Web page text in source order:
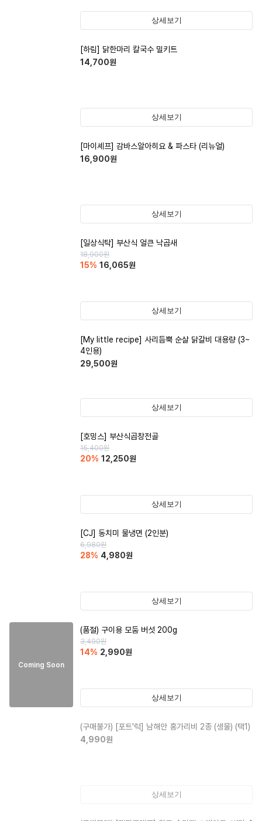
상세보기
[하림] 닭한마리 칼국수 밀키트
14,700원
상세보기
[마이셰프] 감바스알아히요 & 파스타 (리뉴얼)
16,900원
상세보기
[일상식탁] 부산식 얼큰 낙곱새
18,900원
15% 16,065원
상세보기
[My little recipe] 사리듬뿍 순살 닭갈비 대용량 (3~
4인용)
29,500원
상세보기
[호밍스] 부산식곱창전골
15,400원
20% 12,250원
상세보기
[CJ] 동치미 물냉면 (2인분)
6,980원
28% 4,980원
상세보기
Coming Soon
(품절) 구이용 모둠 버섯 200g
3,490원
14% 2,990원
상세보기
(구매불가) [포트'럭] 남해안 홍가리비 2종 (생물) (택1)
4,990원
상세보기